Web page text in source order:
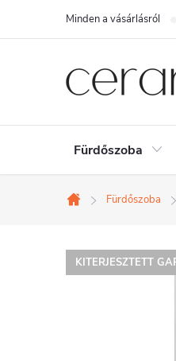
tartalomhoz
Minden a vásárlásról
Fürdőszoba
Kezdőlap
Fürdőszoba
KITERJESZTETT